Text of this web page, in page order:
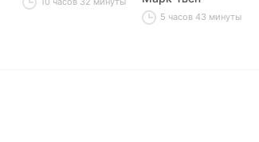
5 часов 43 минуты